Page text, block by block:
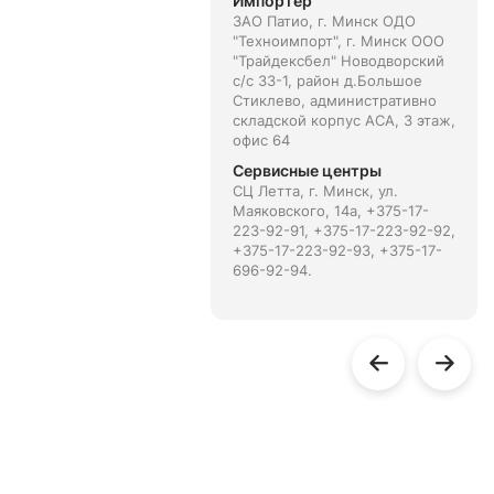
ЗАО Патио, г. Минск ОДО
"Техноимпорт", г. Минск ООО
"Трайдексбел" Новодворский
с/с 33-1, район д.Большое
Стиклево, административно
складской корпус АСА, 3 этаж,
офис 64
Сервисные центры
СЦ Летта, г. Минск, ул.
Маяковского, 14а, +375-17-
223-92-91, +375-17-223-92-92,
+375-17-223-92-93, +375-17-
696-92-94.